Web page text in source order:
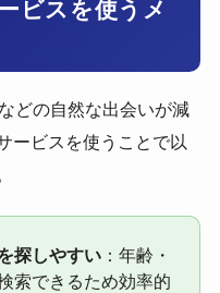
ビスを使うメ
どの自然な出会いが減
ービスを使うことで以
探しやすい：年齢・
索できるため効率的